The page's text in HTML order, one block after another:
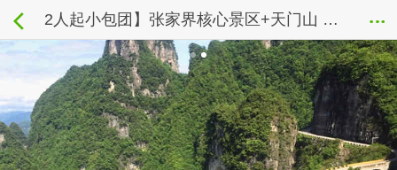
2人起小包团】张家界核心景区+天门山 纯玩3日游，0购物